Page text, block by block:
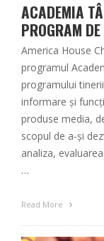
ACADEMIA
PROGRAM
America House
programul
programului
informare și
produse media,
scopul de a-și
analiza,
…
Read More